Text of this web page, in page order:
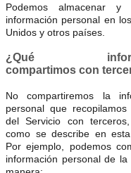
Podemos almacenar y
información personal en
Unidos y otros países.
¿Qué
compartimos con
No compartiremos la
personal que
del Servicio con
como se describe en esta
Por ejemplo, podemos
información personal de la